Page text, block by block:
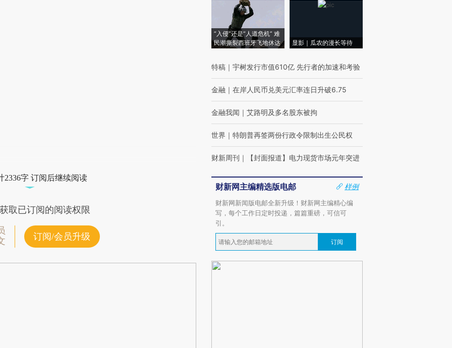
2336字 订阅后继续阅读
取已订阅的阅读权限
订阅/会员升级
“入侵”还是“人道危机” 难
民潮撕裂西班牙飞地休达
显影｜瓜农的漫长等待
特稿 ｜ 宇树发行市值610亿 先行者的加速和考验
金融 ｜ 在岸人民币兑美元汇率连日升破6.75
金融我闻 ｜ 艾路明及多名股东被拘
世界 ｜ 特朗普再签两份行政令限制出生公民权
财新周刊 ｜ 【封面报道】电力现货市场元年突进
财新网主编精选版电邮
样例
财新网新闻版电邮全新升级！财新网主编精心编
写，每个工作日定时投递，篇篇重磅，可信可
引。
订阅